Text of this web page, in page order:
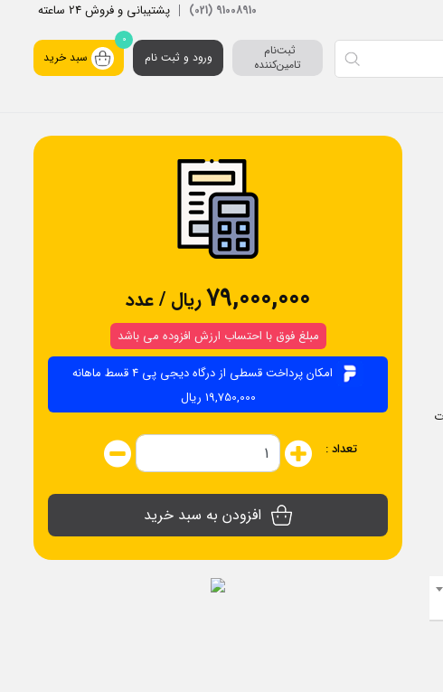
91008910 (021) پشتیبانی و فروش 24 ساعته
تامین‌کننده
ورود و ثبت نام
0
سبد خرید
79,000,000ریال / عدد
مبلغ فوق با احتساب ارزش افزوده می باشد
امکان پرداخت قسطی از درگاه دیجی پی 4 قسط ماهانه
19,750,000 ریال
تعداد :
افزودن به سبد خرید